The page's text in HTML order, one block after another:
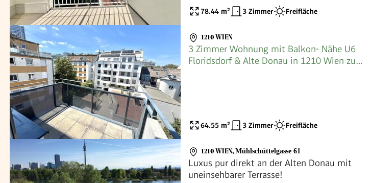
78.44 m² 3 Zimmer Freifläche
1210 WIEN
3 Zimmer Wohnung mit Balkon- Nähe U6
Floridsdorf & Alte Donau in 1210 Wien zu
64.55 m² 3 Zimmer Freifläche
1210 WIEN, Mühlschüttelgasse 61
Luxus pur direkt an der Alten Donau mit
uneinsehbarer Terrasse!